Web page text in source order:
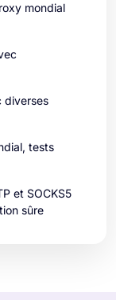
mondial
diverses
tests
et SOCKS5
sûre